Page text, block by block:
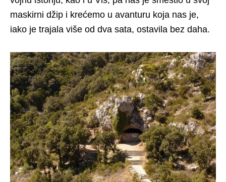
maskirni džip i krećemo u avanturu koja nas je,
iako je trajala više od dva sata, ostavila bez daha.